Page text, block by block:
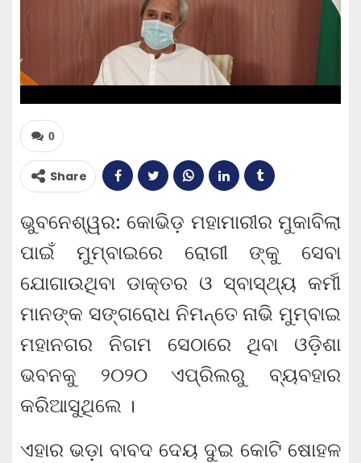
0
Share
ଭୁବନେଶ୍ୱର: କୋଭିଡ଼ ମହାମାରୀର ମୁକାବିଲା
ପାଇଁ ମୁମ୍ବାଇରେ ରୋଗୀ ଙ୍କୁ ସେବା
ଯୋଗାଉଥିବା ଡାକ୍ତର ଓ ସ୍ବାସ୍ଥ୍ୟ କର୍ମୀ
ମାନଙ୍କ ସଙ୍ଗରୋଧ ନିମନ୍ତେ ନାଭି ମୁମ୍ବାଇ
ମହାନଗର ନିଗମ ସେଠାରେ ଥିବା ଓଡ଼ିଶା
ଭବନକୁ ୨୦୨୦ ଏପ୍ରିଲରୁ ବ୍ୟବହାର
କରିଆସୁଥିଲେ ।
ଏହାର ଭଡ଼ା ବାବଦ ଦେୟ ଦୁଇ କୋଟି ଷୋହଳ